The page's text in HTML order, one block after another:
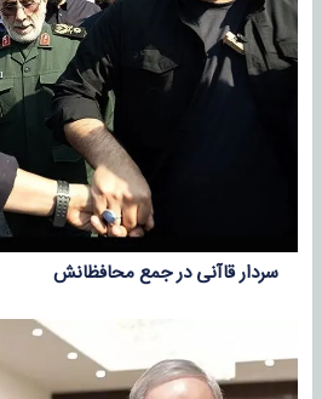
سردار قاآنی در جمع محافظانش